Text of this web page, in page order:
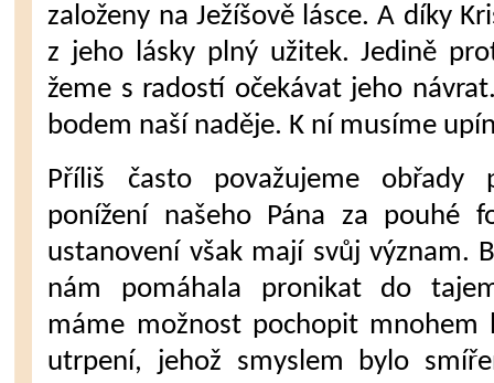
založeny na Ježíšově lásce. A díky
z jeho lásky plný užitek. Jedině
žeme s radostí očekávat jeho
bodem naší nadě­je. K ní musíme
Příliš často považujeme obřady
ponížení našeho Pána za pouhé
ustanovení však mají svůj význam.
nám pomáhala pronikat do
máme možnost pochopit mnohem
utrpení, jehož smyslem bylo